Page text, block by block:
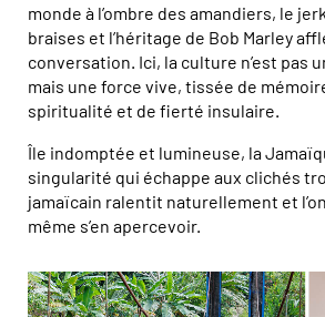
monde à l’ombre des amandiers, le
braises et l’héritage de Bob Marley
conversation. Ici, la culture n’est pas
mais une force vive, tissée de
spiritualité et de fierté insulaire.
Île indomptée et lumineuse, la
singularité qui échappe aux clichés
jamaïcain ralentit naturellement et l’on
même s’en apercevoir.